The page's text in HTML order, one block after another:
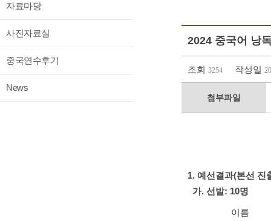
자료마당
사진자료실
중국연수후기
News
2024 중국어 낭
조회 3254 작성일
첨부파일
1. 예선결과(본선 진
가. 선발: 10명
이름